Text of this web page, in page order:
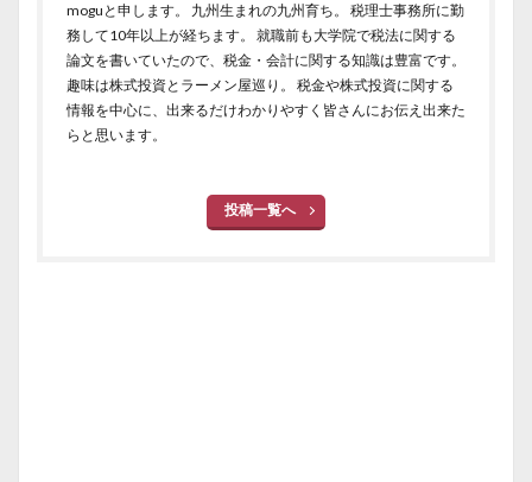
moguと申します。 九州生まれの九州育ち。 税理士事務所に勤
務して10年以上が経ちます。 就職前も大学院で税法に関する
論文を書いていたので、税金・会計に関する知識は豊富です。
趣味は株式投資とラーメン屋巡り。 税金や株式投資に関する
情報を中心に、出来るだけわかりやすく皆さんにお伝え出来た
らと思います。
投稿一覧へ